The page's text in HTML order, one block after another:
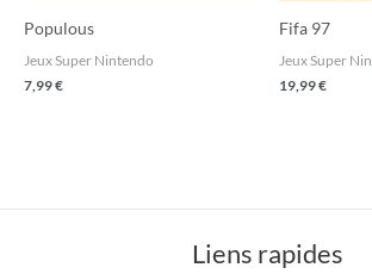
Populous
Jeux Super Nintendo
7,99€
Fifa 97
Jeux Super
19,99€
Liens rapides